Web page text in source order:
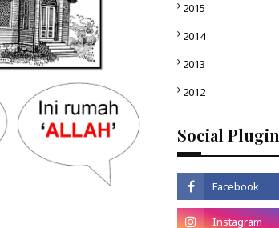
2015
2014
2013
2012
Social Plugin